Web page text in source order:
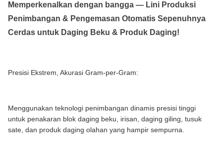
Memperkenalkan dengan bangga — Lini Produksi
Penimbangan & Pengemasan Otomatis Sepenuhnya
Cerdas untuk Daging Beku & Produk Daging!
Presisi Ekstrem, Akurasi Gram-per-Gram:
Menggunakan teknologi penimbangan dinamis presisi tinggi
untuk penakaran blok daging beku, irisan, daging giling, tusuk
sate, dan produk daging olahan yang hampir sempurna.